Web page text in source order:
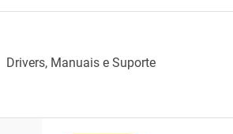
Drivers, Manuais e Suporte